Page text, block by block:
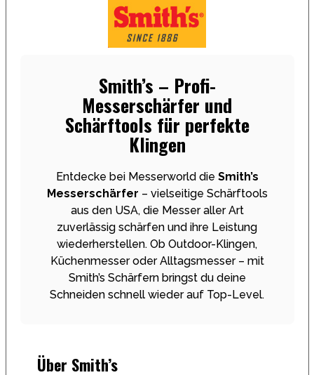
Smith’s – Profi-
Messerschärfer und
Schärftools für perfekte
Klingen
Entdecke bei Messerworld die Smith’s
Messerschärfer – vielseitige Schärftools
aus den USA, die Messer aller Art
zuverlässig schärfen und ihre Leistung
wiederherstellen. Ob Outdoor-Klingen,
Küchenmesser oder Alltagsmesser – mit
Smith’s Schärfern bringst du deine
Schneiden schnell wieder auf Top-Level.
Über Smith’s